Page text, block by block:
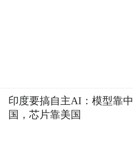
印度要搞自主AI：模型靠中
国，芯片靠美国